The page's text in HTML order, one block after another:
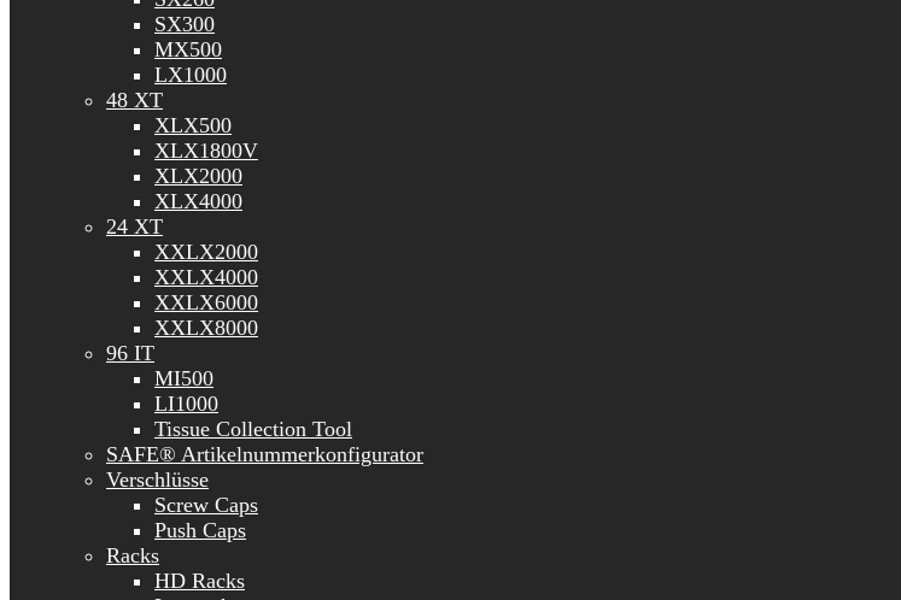
SX300
MX500
LX1000
48 XT
XLX500
XLX1800V
XLX2000
XLX4000
24 XT
XXLX2000
XXLX4000
XXLX6000
XXLX8000
96 IT
MI500
LI1000
Tissue Collection Tool
SAFE® Artikelnummerkonfigurator
Verschlüsse
Screw Caps
Push Caps
Racks
HD Racks